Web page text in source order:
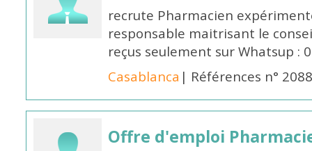
recrute Pharmacien
responsable maitrisant le
reçus seulement sur Whatsup :
Casablanca | Références n°
Offre d'emploi